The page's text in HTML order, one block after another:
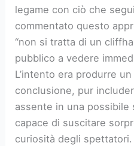
legame con ciò che
commentato questo
“non si tratta di un
pubblico a vedere
L’intento era produrre
conclusione, pur
assente in una
capace di suscitare
curiosità degli spettatori.